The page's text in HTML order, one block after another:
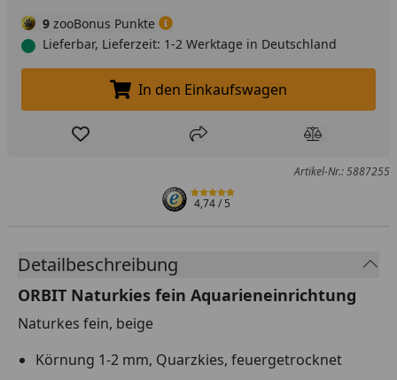
9 zooBonus Punkte
Lieferbar, Lieferzeit: 1-2 Werktage in Deutschland
In den Einkaufswagen legen
In den Einkaufswagen
Produkt zur Wunschliste hinzufügen
Teilen Produkt
Artikel-Nr.: 5887255
4,74/ 5
Detailbeschreibung
ORBIT Naturkies fein Aquarieneinrichtung
Naturkes fein, beige
Körnung 1-2 mm, Quarzkies, feuergetrocknet